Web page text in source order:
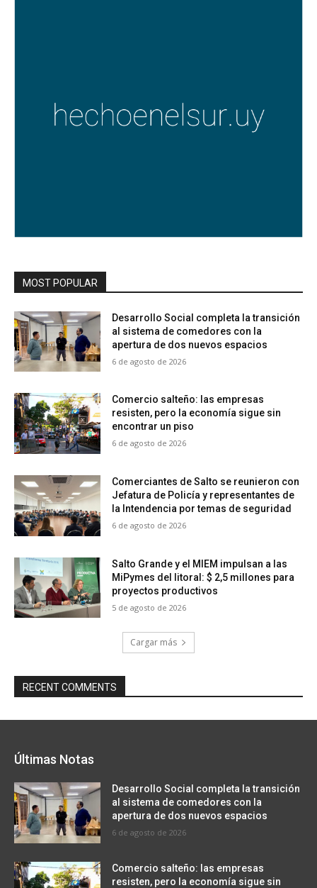
MOST POPULAR
Desarrollo Social completa la transición
al sistema de comedores con la
apertura de dos nuevos espacios
6 de agosto de 2026
Comercio salteño: las empresas
resisten, pero la economía sigue sin
encontrar un piso
6 de agosto de 2026
Comerciantes de Salto se reunieron con
Jefatura de Policía y representantes de
la Intendencia por temas de seguridad
6 de agosto de 2026
Salto Grande y el MIEM impulsan a las
MiPymes del litoral: $ 2,5 millones para
proyectos productivos
5 de agosto de 2026
Cargar más
RECENT COMMENTS
Últimas Notas
Desarrollo Social completa la transición
al sistema de comedores con la
apertura de dos nuevos espacios
6 de agosto de 2026
Comercio salteño: las empresas
resisten, pero la economía sigue sin